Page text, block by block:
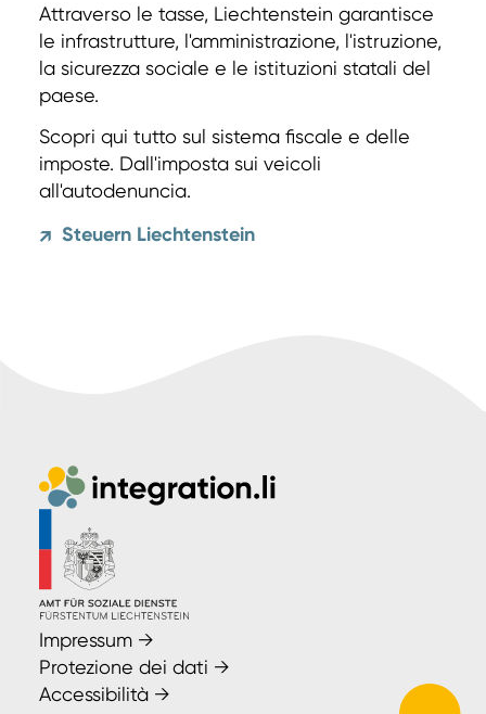
Attraverso le tasse, Liechtenstein garantisce
le infrastrutture, l'amministrazione, l'istruzione,
la sicurezza sociale e le istituzioni statali del
paese.
Scopri qui tutto sul sistema fiscale e delle
imposte. Dall'imposta sui veicoli
all'autodenuncia.
↗ Steuern Liechtenstein
Impressum →
Protezione dei dati →
Accessibilità →